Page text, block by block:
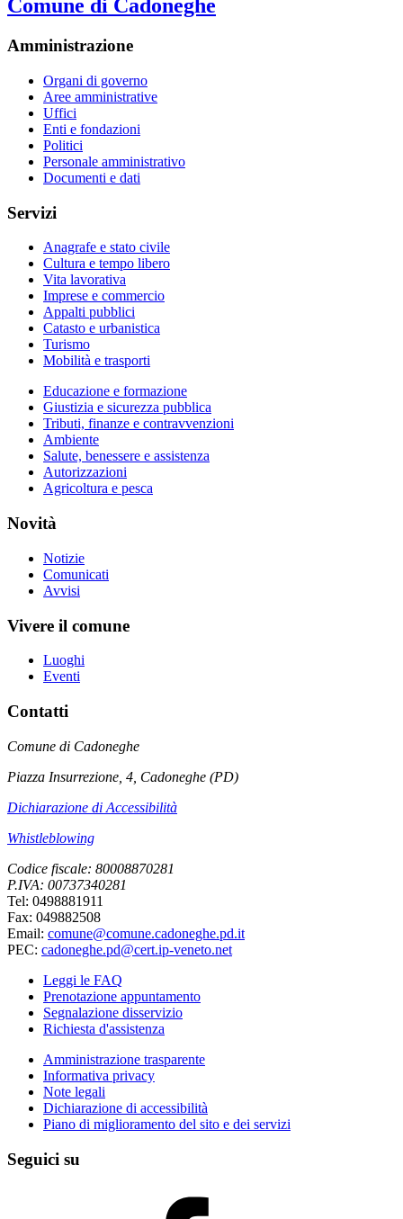
Comune di Cadoneghe
Amministrazione
Organi di governo
Aree amministrative
Uffici
Enti e fondazioni
Politici
Personale amministrativo
Documenti e dati
Servizi
Anagrafe e stato civile
Cultura e tempo libero
Vita lavorativa
Imprese e commercio
Appalti pubblici
Catasto e urbanistica
Turismo
Mobilità e trasporti
Educazione e formazione
Giustizia e sicurezza pubblica
Tributi, finanze e contravvenzioni
Ambiente
Salute, benessere e assistenza
Autorizzazioni
Agricoltura e pesca
Novità
Notizie
Comunicati
Avvisi
Vivere il comune
Luoghi
Eventi
Contatti
Comune di Cadoneghe
Piazza Insurrezione, 4, Cadoneghe (PD)
Dichiarazione di Accessibilità
Whistleblowing
Codice fiscale: 80008870281
P.IVA: 00737340281
Tel: 0498881911
Fax: 049882508
Email: comune@comune.cadoneghe.pd.it
PEC: cadoneghe.pd@cert.ip-veneto.net
Leggi le FAQ
Prenotazione appuntamento
Segnalazione disservizio
Richiesta d'assistenza
Amministrazione trasparente
Informativa privacy
Note legali
Dichiarazione di accessibilità
Piano di miglioramento del sito e dei servizi
Seguici su